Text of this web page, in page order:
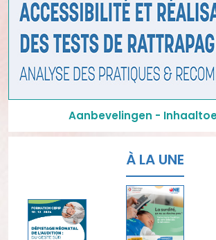
Aanbevelingen -
À LA UNE